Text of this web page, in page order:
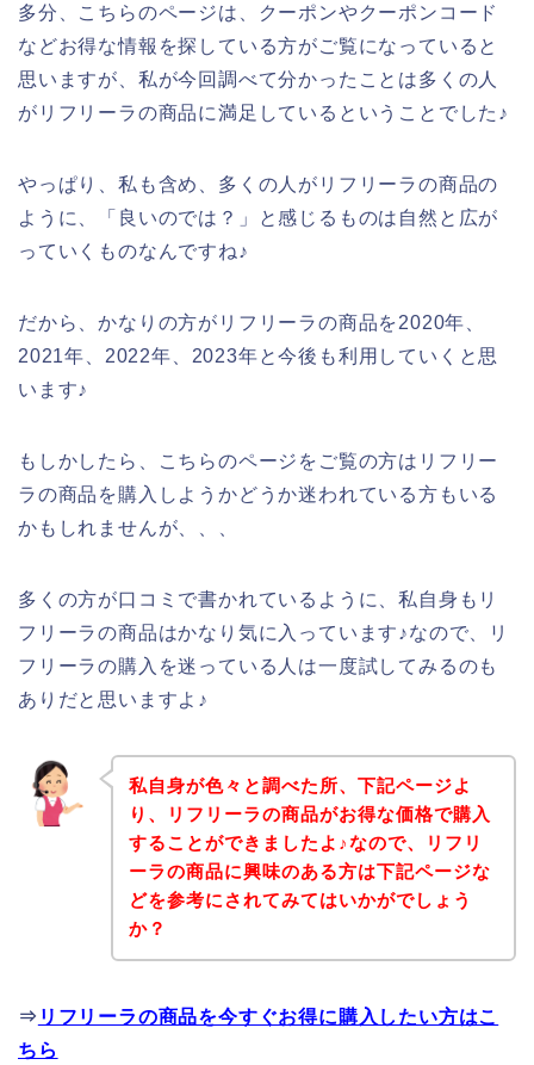
多分、こちらのページは、クーポンやクーポンコード
などお得な情報を探している方がご覧になっていると
思いますが、私が今回調べて分かったことは多くの人
がリフリーラの商品に満足しているということでした♪
やっぱり、私も含め、多くの人がリフリーラの商品の
ように、「良いのでは？」と感じるものは自然と広が
っていくものなんですね♪
だから、かなりの方がリフリーラの商品を2020年、
2021年、2022年、2023年と今後も利用していくと思
います♪
もしかしたら、こちらのページをご覧の方はリフリー
ラの商品を購入しようかどうか迷われている方もいる
かもしれませんが、、、
多くの方が口コミで書かれているように、私自身もリ
フリーラの商品はかなり気に入っています♪なので、リ
フリーラの購入を迷っている人は一度試してみるのも
ありだと思いますよ♪
私自身が色々と調べた所、下記ページよ
り、リフリーラの商品がお得な価格で購入
することができましたよ♪なので、リフリ
ーラの商品に興味のある方は下記ページな
どを参考にされてみてはいかがでしょう
か？
⇒ リフリーラの商品を今すぐお得に購入したい方はこ
ちら